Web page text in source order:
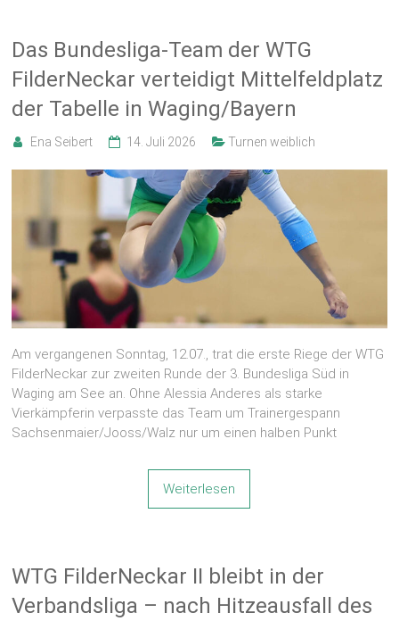
Das Bundesliga-Team der WTG
FilderNeckar verteidigt Mittelfeldplatz
der Tabelle in Waging/Bayern
Ena Seibert 14. Juli 2026 Turnen weiblich
Am vergangenen Sonntag, 12.07., trat die erste Riege der WTG
FilderNeckar zur zweiten Runde der 3. Bundesliga Süd in
Waging am See an. Ohne Alessia Anderes als starke
Vierkämpferin verpasste das Team um Trainergespann
Sachsenmaier/Jooss/Walz nur um einen halben Punkt
Weiterlesen
WTG FilderNeckar II bleibt in der
Verbandsliga – nach Hitzeausfall des